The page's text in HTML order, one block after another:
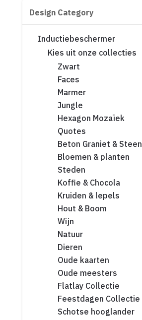
Design Category
Inductiebeschermer
Kies uit onze collecties
Zwart
Faces
Marmer
Jungle
Hexagon Mozaïek
Quotes
Beton Graniet & Steen
Bloemen & planten
Steden
Koffie & Chocola
Kruiden & lepels
Hout & Boom
Wijn
Natuur
Dieren
Oude kaarten
Oude meesters
Flatlay Collectie
Feestdagen Collectie
Schotse hooglander